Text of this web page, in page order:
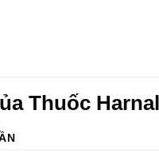
Thuốc